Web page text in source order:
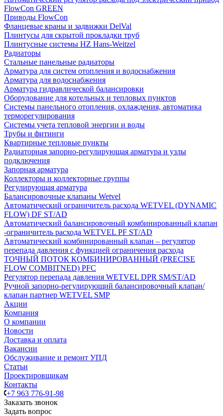
FlowСon GREEN
Приводы FlowCon
Фланцевые краны и задвижки DelVal
Плинтусы для скрытой прокладки труб
Плинтусные системы HZ Hans-Weitzel
Радиаторы
Стальные панельные радиаторы
Арматура для систем отопления и водоснабжения
Арматура для водоснабжения
Арматура гидравлической балансировки
Оборудование для котельных и тепловых пунктов
Системы панельного отопления, охлаждения, автоматика
терморегулирования
Системы учета тепловой энергии и воды
Трубы и фитинги
Квартирные тепловые пункты
Радиаторная запорно-регулирующая арматура и узлы
подключения
Запорная арматура
Коллекторы и коллекторные группы
Регулирующая арматура
Балансировочные клапаны Wetvel
Автоматический ограничитель расхода WETVEL (DYNAMIC
FLOW) DF ST/AD
Автоматический балансировочный комбинированный клапан
-ограничитель расхода WETVEL PF ST/AD
Автоматический комбинированный клапан – регулятор
перепада давления с функцией ограничения расхода
ТОЧНЫЙ ПОТОК КОМБИНИРОВАННЫЙ (PRECISE
FLOW COMBIТNED) PFC
Регулятор перепада давления WETVEL DPR SM/ST/AD
Ручной запорно-регулирующий балансировочный клапан/
клапан партнер WETVEL SMP
Акции
Компания
О компании
Новости
Доставка и оплата
Вакансии
Обслуживание и ремонт УПД
Статьи
Проектировщикам
Контакты
+7 963 776-91-98
Заказать звонок
Задать вопрос